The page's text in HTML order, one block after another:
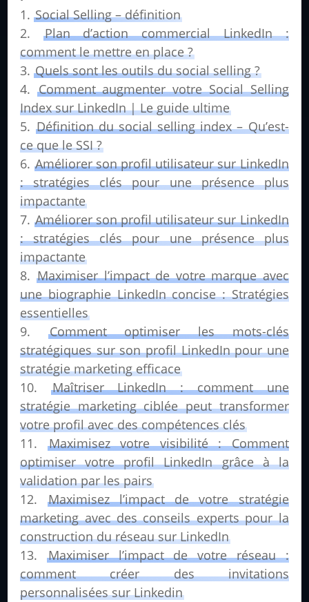
Social Selling – définition
Plan d’action commercial LinkedIn :
comment le mettre en place ?
Quels sont les outils du social selling ?
Comment augmenter votre Social Selling
Index sur LinkedIn | Le guide ultime
Définition du social selling index – Qu’est-
ce que le SSI ?
Améliorer son profil utilisateur sur LinkedIn
: stratégies clés pour une présence plus
impactante
Améliorer son profil utilisateur sur LinkedIn
: stratégies clés pour une présence plus
impactante
Maximiser l’impact de votre marque avec
une biographie LinkedIn concise : Stratégies
essentielles
Comment optimiser les mots-clés
stratégiques sur son profil LinkedIn pour une
stratégie marketing efficace
Maîtriser LinkedIn : comment une
stratégie marketing ciblée peut transformer
votre profil avec des compétences clés
Maximisez votre visibilité : Comment
optimiser votre profil LinkedIn grâce à la
validation par les pairs
Maximisez l’impact de votre stratégie
marketing avec des conseils experts pour la
construction du réseau sur LinkedIn
Maximiser l’impact de votre réseau :
comment créer des invitations
personnalisées sur Linkedin